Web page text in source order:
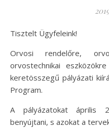
Tisztelt Ügyfeleink!
Orvosi rendelőre,
orvostechnikai
keretösszegű pályázati
Program.
A pályázatokat április
benyújtani, s azokat a